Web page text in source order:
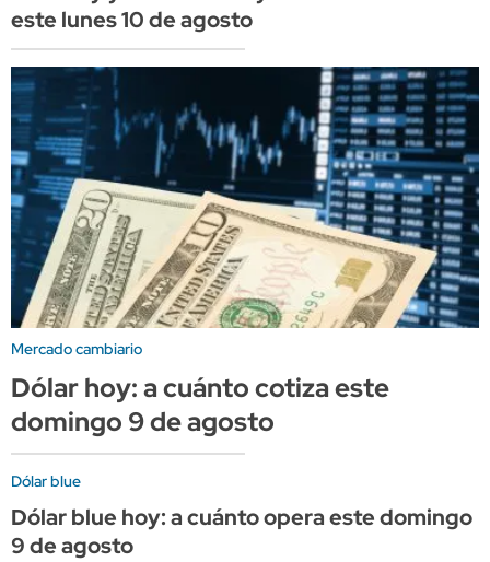
este lunes 10 de agosto
Mercado cambiario
Dólar hoy: a cuánto cotiza este
domingo 9 de agosto
Dólar blue
Dólar blue hoy: a cuánto opera este domingo
9 de agosto